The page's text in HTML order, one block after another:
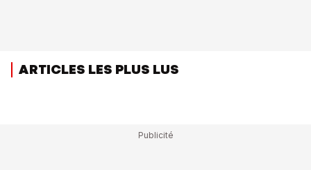
ARTICLES LES PLUS LUS